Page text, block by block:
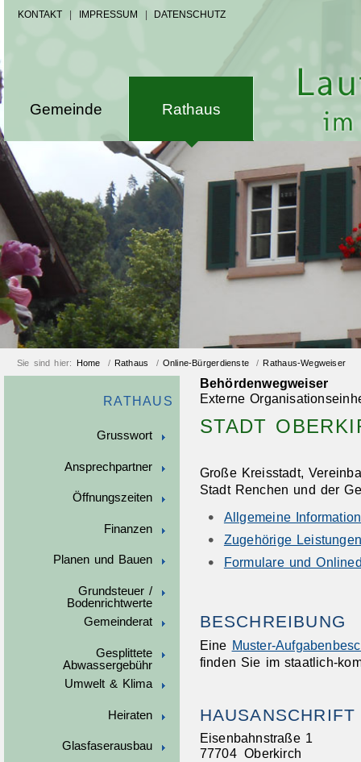
KONTAKT IMPRESSUM DATENSCHUTZ
Gemeinde Rathaus
Sie sind hier: Home / Rathaus / Online-Bürgerdienste / Rathaus-Wegweiser
RATHAUS
Grusswort
Ansprechpartner
Öffnungszeiten
Finanzen
Planen und Bauen
Grundsteuer /
Bodenrichtwerte
Gemeinderat
Gesplittete
Abwassergebühr
Umwelt & Klima
Heiraten
Glasfaserausbau
Behördenwegweiser
Externe
STADT
Große Kreisstadt,
Stadt Renchen und der
Allgemeine
Zugehörige
Formulare und
BESCHREIBUNG
Eine Muster-
finden Sie im staatlich-
HAUSANSCHRIFT
Eisenbahnstraße 1
77704 Oberkirch